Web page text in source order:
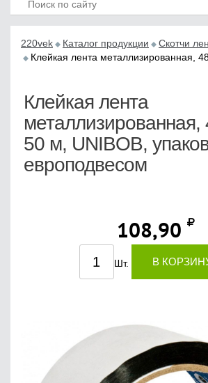
220vek Каталог продукции
Скотчи
Клейкая лента металлизированная,
Клейкая лента
50 м, UNIBOB,
европодвесом
108,90
Шт. В